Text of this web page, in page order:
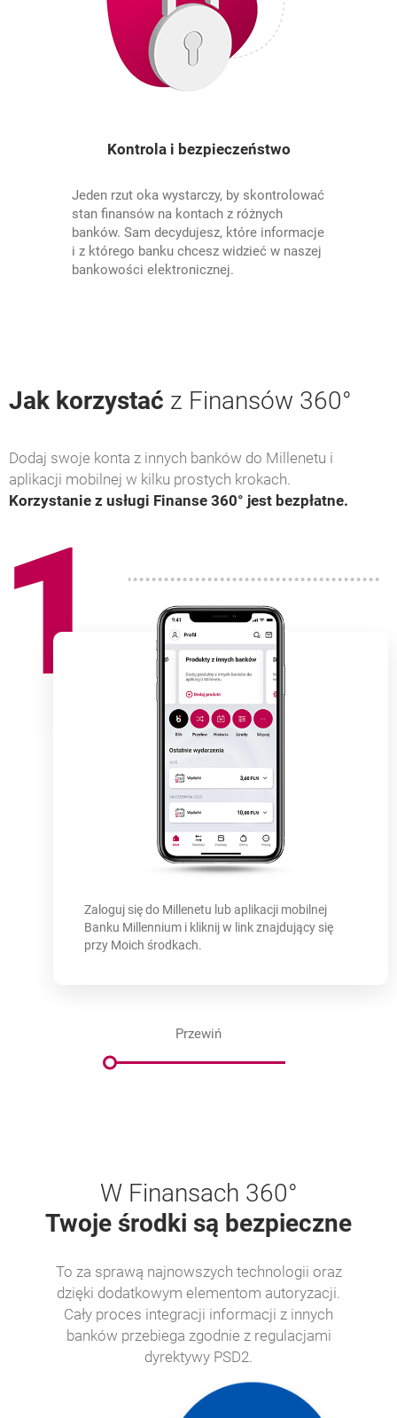
Kontrola i bezpieczeństwo
Jeden rzut oka wystarczy, by skontrolować
stan finansów na kontach z różnych
banków. Sam decydujesz, które informacje
i z którego banku chcesz widzieć w naszej
bankowości elektronicznej.
Jak korzystać z Finansów 360°
Dodaj swoje konta z innych banków do Millenetu i
aplikacji mobilnej w kilku prostych krokach.
Korzystanie z usługi Finanse 360° jest bezpłatne.
1 Jak korzystaćz Finansów 360° -
Zaloguj się do Millenetu lub aplikacji mobilnej
Banku Millennium i kliknij w link znajdujący się
przy Moich środkach.
Przewiń
W Finansach 360°
Twoje środki są bezpieczne
To za sprawą najnowszych technologii oraz
dzięki dodatkowym elementom autoryzacji.
Cały proces integracji informacji z innych
banków przebiega zgodnie z regulacjami
dyrektywy PSD2.